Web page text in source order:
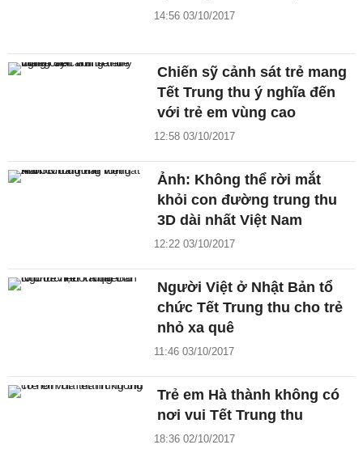
14:56 03/10/2017
Chiến sỹ cảnh sát trẻ mang
Tết Trung thu ý nghĩa đến
với trẻ em vùng cao
12:58 03/10/2017
Ảnh: Không thể rời mắt
khỏi con đường trung thu
3D dài nhất Việt Nam
12:22 03/10/2017
Người Việt ở Nhật Bản tổ
chức Tết Trung thu cho trẻ
nhỏ xa quê
11:46 03/10/2017
Trẻ em Hà thành không có
nơi vui Tết Trung thu
18:36 02/10/2017